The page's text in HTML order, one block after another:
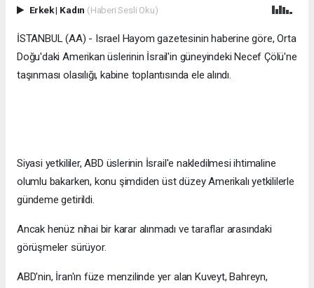
Erkek| Kadın (Haberi Sesli Oku)
İSTANBUL (AA) - Israel Hayom gazetesinin haberine göre, Orta
Doğu'daki Amerikan üslerinin İsrail'in güneyindeki Necef Çölü'ne
taşınması olasılığı, kabine toplantısında ele alındı.
Siyasi yetkililer, ABD üslerinin İsrail'e nakledilmesi ihtimaline
olumlu bakarken, konu şimdiden üst düzey Amerikalı yetkililerle
gündeme getirildi.
Ancak henüz nihai bir karar alınmadı ve taraflar arasındaki
görüşmeler sürüyor.
ABD'nin, İran'ın füze menzilinde yer alan Kuveyt, Bahreyn,